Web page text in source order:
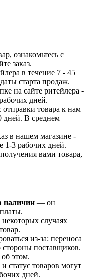
ознакомьтесь с
заказ.
в течение 7 - 45
старта продаж.
на сайте ритейлера -
дней.
товара к нам
дней. В среднем
в нашем магазине -
1-3 рабочих дней.
вами товара,
наличии — он
случаях
из-за: переноса
стороны поставщиков.
этом.
статус товаров могут
дней.